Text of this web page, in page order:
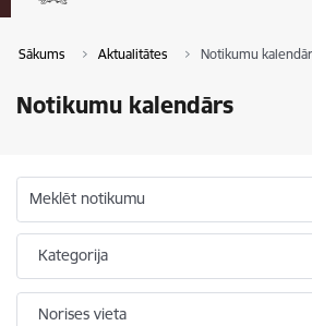
Sākums Aktualitātes Notikumu
Notikumu kalendārs
Meklēt notikumu
Kategorija
Norises vieta